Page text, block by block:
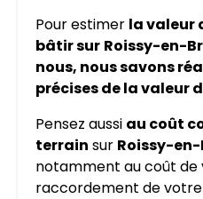
Pour estimer la valeur
bâtir sur Roissy-en-
nous, nous savons
précises de la valeur
Pensez aussi au coût
terrain sur Roissy-en-
notamment au coût de
raccordement de